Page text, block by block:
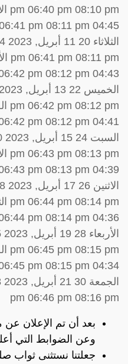
06:41 pm 08:11 pm
06:42 pm 08:12 pm
06:42 pm 08:12 pm
06:43 pm 08:13 pm
06:44 pm 08:14 pm
06:45 pm 08:15 pm
pm 06:46 pm 08:16 pm
وعن الضوابط التي
جعلتنا نستثنى ثواب